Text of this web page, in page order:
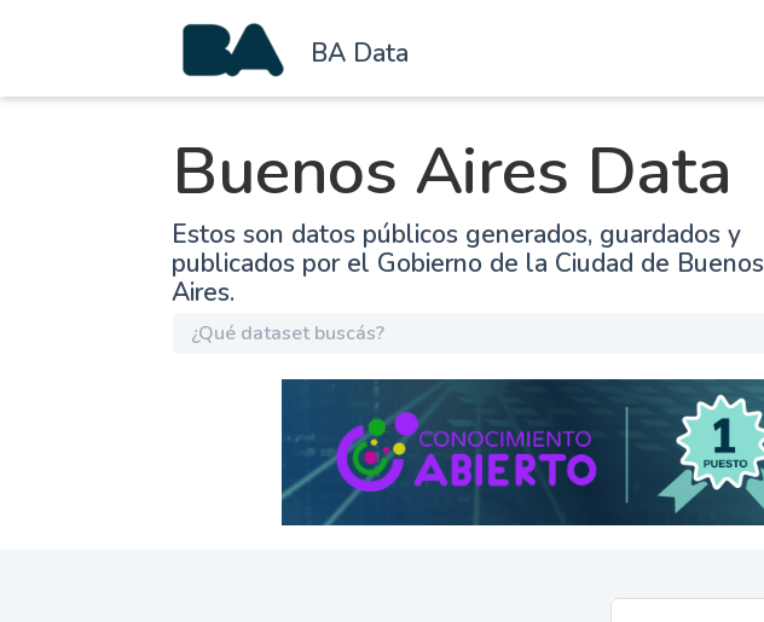
BA Data
Buenos Aires Data
Estos son datos públicos generados, guardados y
publicados por el Gobierno de la Ciudad de Buenos
Aires.